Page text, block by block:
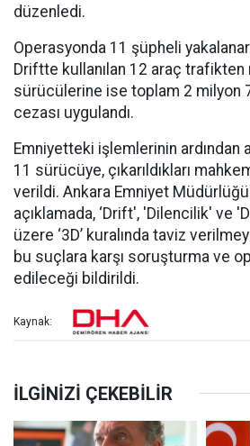
düzenledi.
Operasyonda 11 şüpheli
Driftte kullanılan 12 araç trafikten
sürücülerine ise toplam 2 milyon
cezası uygulandı.
Emniyetteki işlemlerinin ardından
11 sürücüye, çıkarıldıkları
verildi. Ankara Emniyet
açıklamada, ‘Drift', 'Dilencilik' ve
üzere ‘3D’ kuralında taviz
bu suçlara karşı soruşturma ve
edileceği bildirildi.
Kaynak: